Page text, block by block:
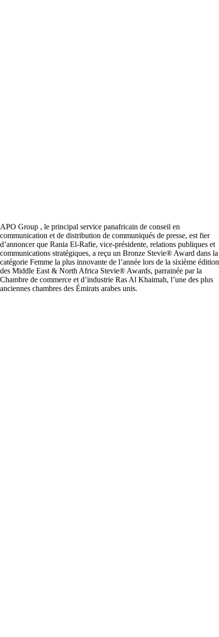
APO Group , le principal service panafricain de conseil en
communication et de distribution de communiqués de presse, est fier
d’annoncer que Rania El-Rafie, vice-présidente, relations publiques et
communications stratégiques, a reçu un Bronze Stevie® Award dans la
catégorie Femme la plus innovante de l’année lors de la sixième édition
des Middle East & North Africa Stevie® Awards, parrainée par la
Chambre de commerce et d’industrie Ras Al Khaimah, l’une des plus
anciennes chambres des Émirats arabes unis.